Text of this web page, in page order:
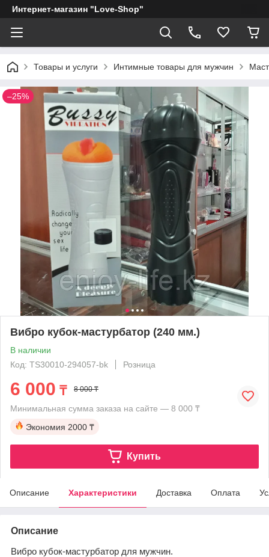
Интернет-магазин "Love-Shop"
Товары и услуги Интимные товары для мужчин
–25%
Вибро кубок-мастурбатор (240 мм.)
В наличии
Код: TS30010-294057-bk
Розница
6 000 ₸ 8 000 ₸
Минимальная сумма заказа на сайте — 8 000 ₸
Экономия 2000 ₸
Купить
Описание Характеристики Доставка Оплата
Описание
Вибро кубок-мастурбатор для мужчин.